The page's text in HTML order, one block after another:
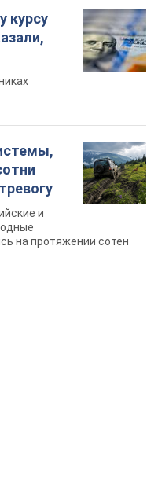
курсу
и
на протяжении сотен